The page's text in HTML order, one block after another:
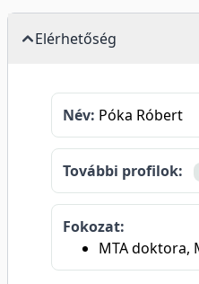
Elérhetőség
Név: Póka Róbert
További profilok:
Fokozat:
MTA doktora,